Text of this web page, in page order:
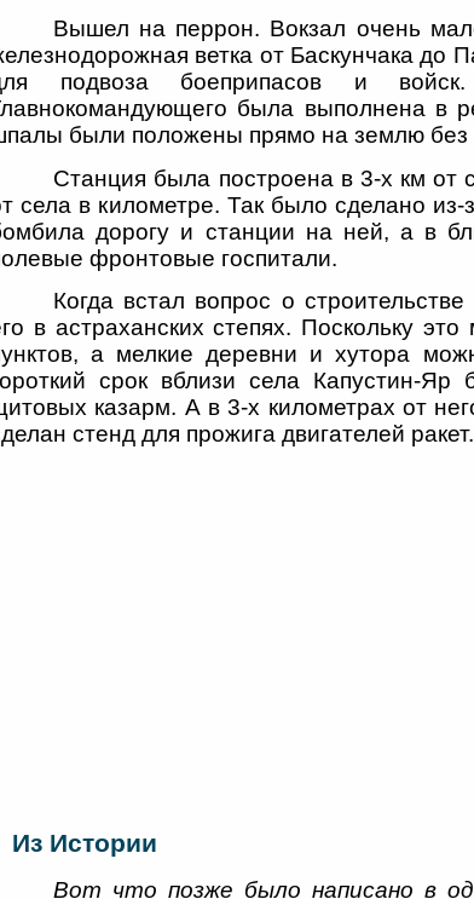
Вышел на перрон. Вокзал очень
ветка от Баскунчака
подвоза боеприпасов и
была выполнена в
были положены прямо на землю без
Станция была построена в 3-х км от
села в километре. Так было сделано
дорогу и станции на ней, а в
фронтовые госпитали.
Когда встал вопрос о
в астраханских степях. Поскольку
а мелкие деревни и хутора
срок вблизи села Капустин-
казарм. А в 3-х километрах от
стенд для прожига двигателей ракет.
Из Истории
Вот что позже было написано в